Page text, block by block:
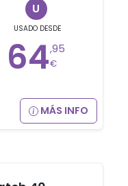
U
USADO DESDE
64,95
€
MÁS INFO